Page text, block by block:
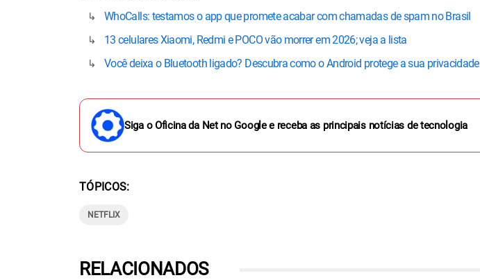
WhoCalls: testamos o app que promete acabar com chamadas de spam no Brasil
13 celulares Xiaomi, Redmi e POCO vão morrer em 2026; veja a lista
Você deixa o Bluetooth ligado? Descubra como o Android protege a sua privacidade
Siga o Oficina da Net no Google e receba as principais notícias de tecnologia
TÓPICOS
NETFLIX
RELACIONADOS